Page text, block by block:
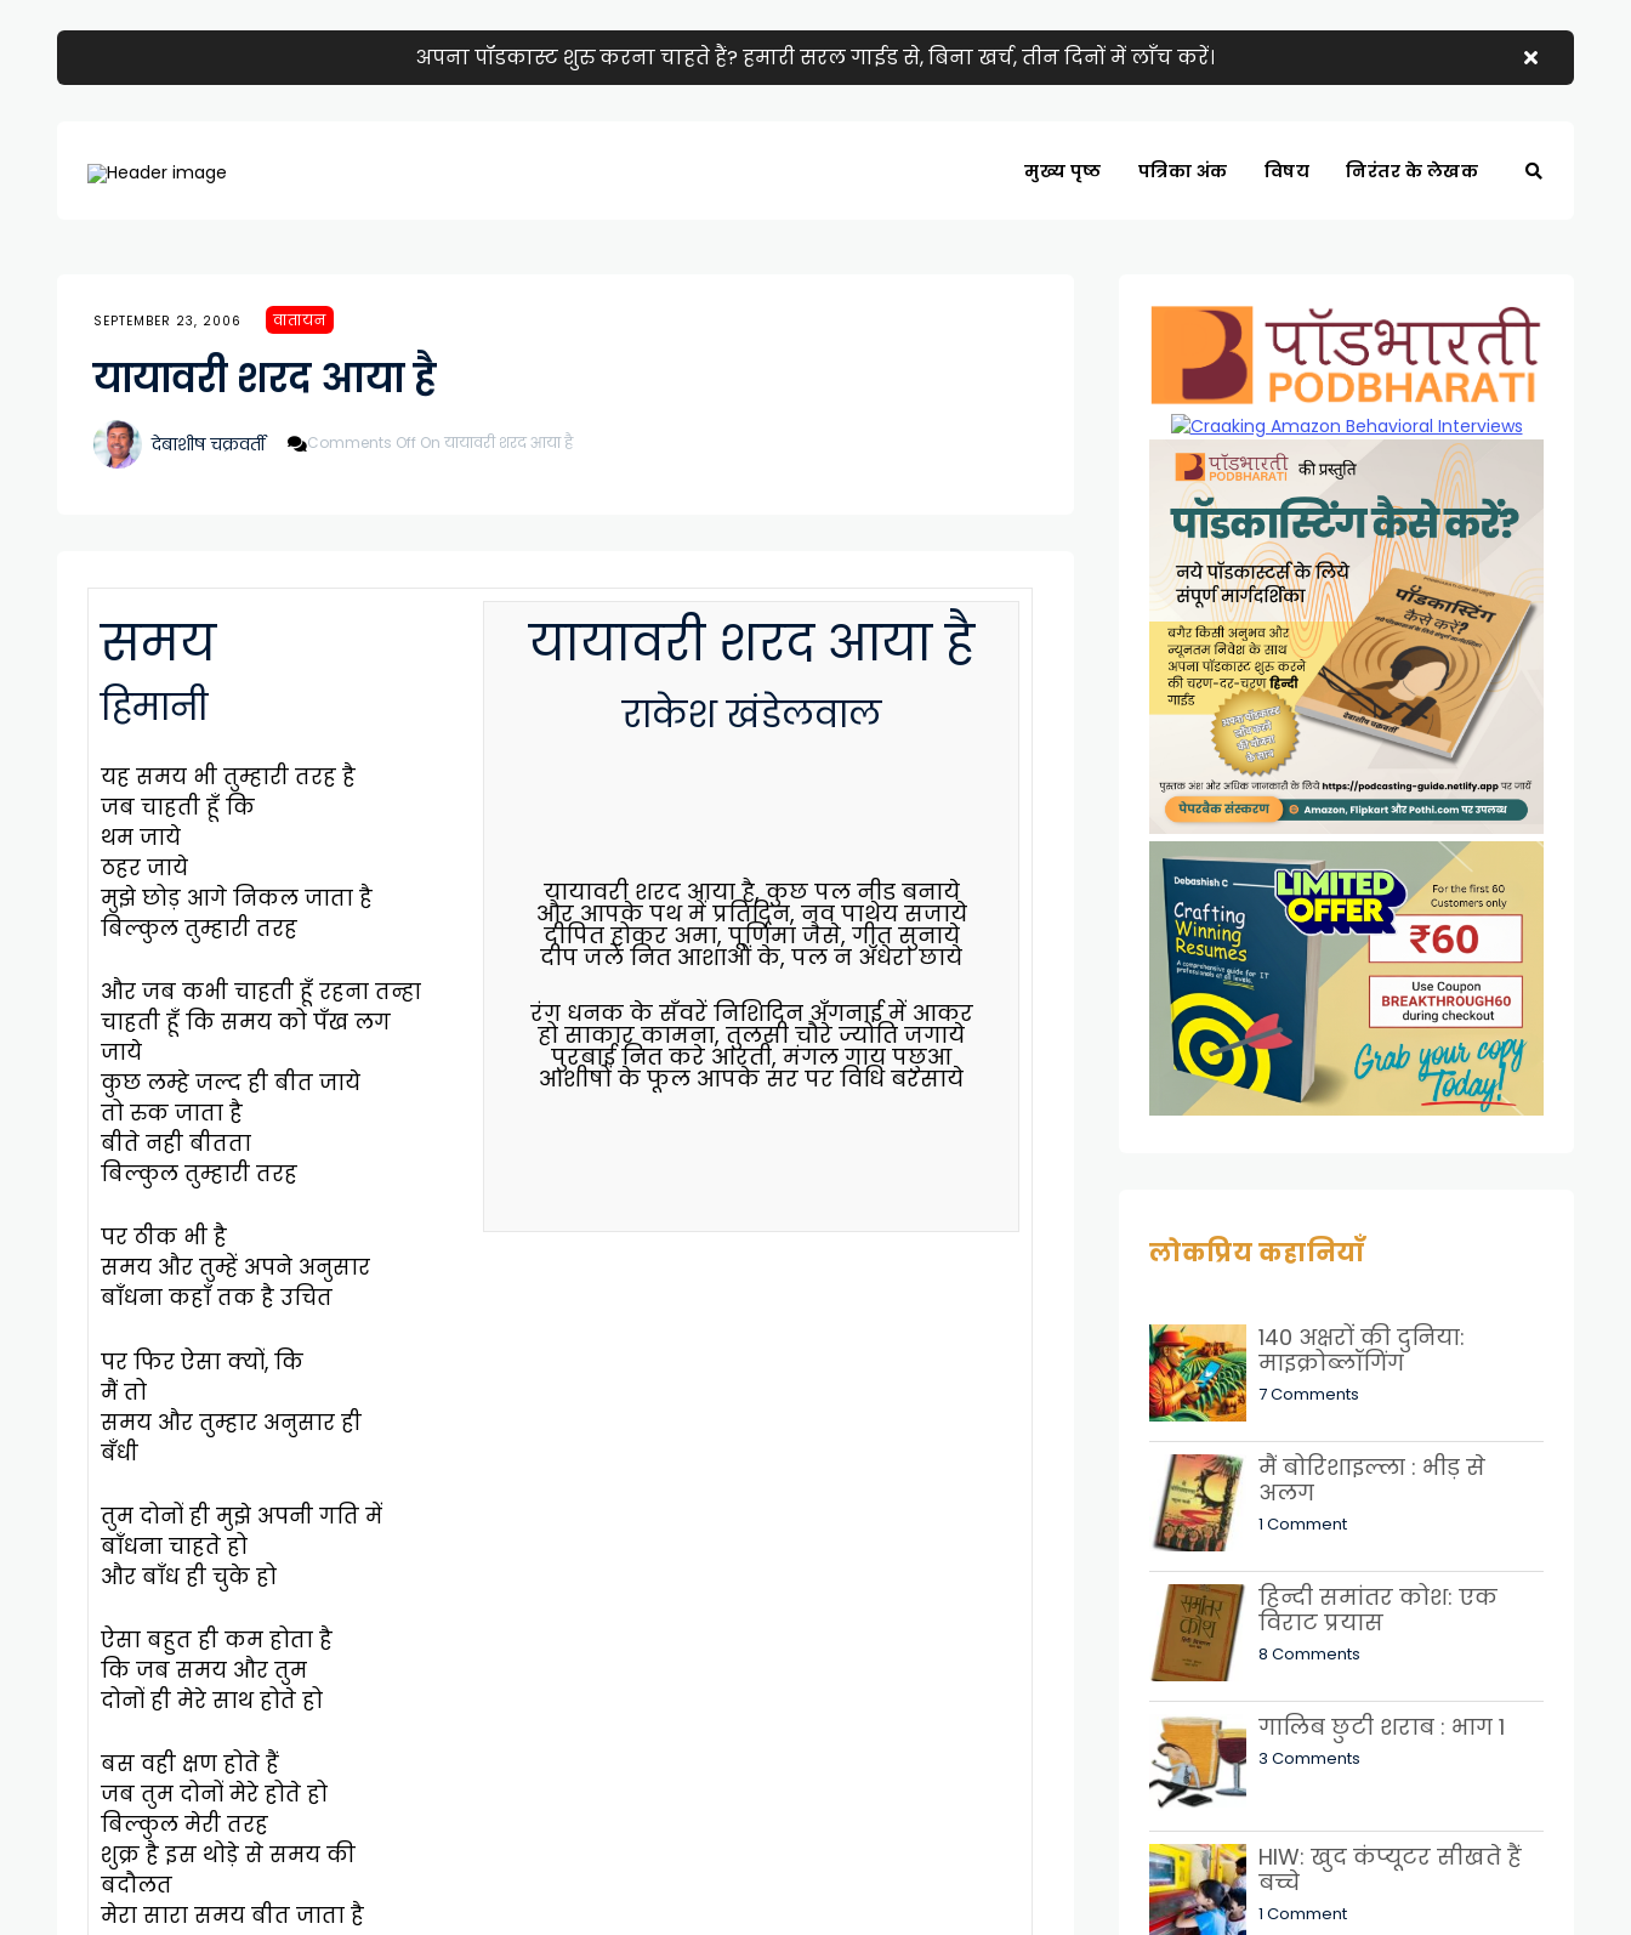
अपना पॉडकास्ट शुरु करना चाहते हैं? हमारी सरल गाईड से, बिना खर्च, तीन दिनों में लाँच करें।
मुख्य पृष्ठ पत्रिका अंक विषय निरंतर के लेखक
SEPTEMBER 23, 2006 वातायन
यायावरी शरद आया है
देबाशीष चक्रवर्ती Comments Off On यायावरी शरद आया है
समय
हिमानी
यह समय भी तुम्हारी तरह है
जब चाहती हूँ कि
थम जाये
ठहर जाये
मुझे छोड़ आगे निकल जाता है
बिल्कुल तुम्हारी तरह
और जब कभी चाहती हूँ रहना तन्हा
चाहती हूँ कि समय को पँख लग
जाये
कुछ लम्हे जल्द ही बीत जाये
तो रुक जाता है
बीते नही बीतता
बिल्कुल तुम्हारी तरह
पर ठीक भी है
समय और तुम्हें अपने अनुसार
बाँधना कहाँ तक है उचित
पर फिर ऐसा क्यों, कि
मैं तो
समय और तुम्हार अनुसार ही
बँधी
तुम दोनों ही मुझे अपनी गति में
बाँधना चाहते हो
और बाँध ही चुके हो
ऐसा बहुत ही कम होता है
कि जब समय और तुम
दोनों ही मेरे साथ होते हो
बस वही क्षण होते हैं
जब तुम दोनों मेरे होते हो
बिल्कुल मेरी तरह
शुक्र है इस थोड़े से समय की
बदौलत
मेरा सारा समय बीत जाता है
यायावरी शरद आया है
राकेश खंडेलवाल
यायावरी शरद आया है, कुछ पल नीड बनाये
और आपके पथ में प्रतिदिन, नव पाथेय सजाये
दीपित होकर अमा, पूर्णिमा जैसे, गीत सुनाये
दीप जलें नित आशाओं के, पल न अँधेरा छाये
रंग धनक के सँवरें निशिदिन अँगनाई में आकर
हो साकार कामना, तुलसी चौरे ज्योति जगाये
पुरबाई नित करे आरती, मंगल गाय पछुआ
आशीषों के फूल आपके सर पर विधि बरसाये
लोकप्रिय कहानियाँ
140 अक्षरों की दुनिया:
माइक्रोब्लॉगिंग
7 Comments
मैं बोरिशाइल्ला : भीड़ से
अलग
1 Comment
हिन्दी समांतर कोश: एक
विराट प्रयास
8 Comments
गालिब छुटी शराब : भाग 1
3 Comments
HIW: खुद कंप्यूटर सीखते हैं
बच्चे
1 Comment